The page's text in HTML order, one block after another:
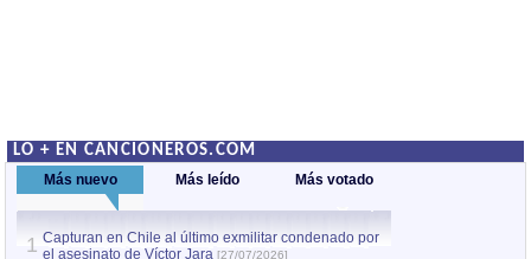
LO + EN CANCIONEROS.COM
Más nuevo Más leído Más votado
1 Capturan en Chile al último exmilitar condenado por
el asesinato de Víctor Jara [27/07/2026]